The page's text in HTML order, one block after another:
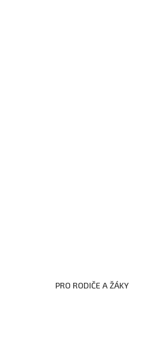
PRO RODIČE A ŽÁKY